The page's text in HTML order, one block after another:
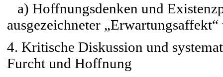
a) Hoffnungsdenken und
ausgezeichneter
4. Kritische Diskussion und
Furcht und Hoffnung